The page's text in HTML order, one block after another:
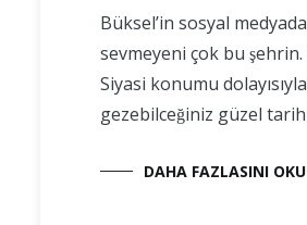
Büksel’in sosyal
sevmeyeni çok bu
Siyasi konumu
gezebilceğiniz güzel
DAHA FAZLASINI OKU